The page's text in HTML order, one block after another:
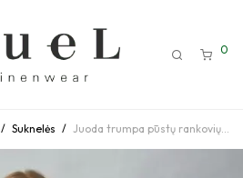
0
/ Suknelės / Juoda trumpa pūstų rankovių lininė suknelė